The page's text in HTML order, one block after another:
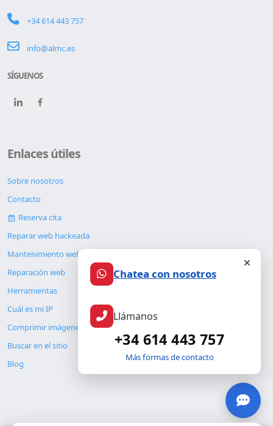
+34 614 443 757
info@almc.es
SÍGUENOS
Enlaces útiles
Sobre nosotros
Contacto
Reserva cita
Reparar web hackeada
Mantenimiento web
Reparación web
Herramientas
Cuál es mi IP
Comprimir imágenes
Buscar en el sitio
Blog
Chatea con nosotros
Llámanos
+34 614 443 757
Más formas de contacto